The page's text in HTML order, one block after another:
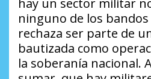
hay un sector militar
ninguno de los
rechaza ser parte de
bautizada como
la soberanía nacional.